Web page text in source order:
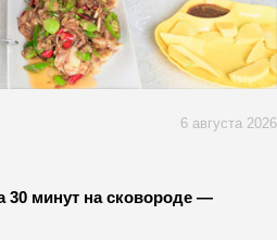
6 августа 2026
30 минут на сковороде —